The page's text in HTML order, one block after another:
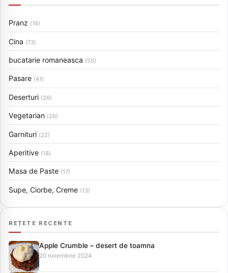
Pranz (74)
Cina (73)
bucatarie romaneasca (55)
Pasare (41)
Deserturi (26)
Vegetarian (26)
Garnituri (22)
Aperitive (18)
Masa de Paste (17)
Supe, Ciorbe, Creme (13)
REȚETE RECENTE
Apple Crumble – desert de toamna
20 noiembrie 2024